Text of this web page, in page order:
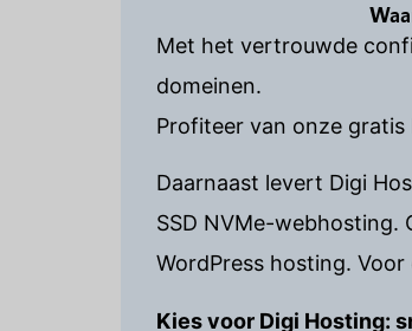
Met het vertrouwde
domeinen.
Profiteer van onze gratis
Daarnaast levert Digi
SSD NVMe-webhosting.
WordPress hosting.
Kies voor Digi Hosting: